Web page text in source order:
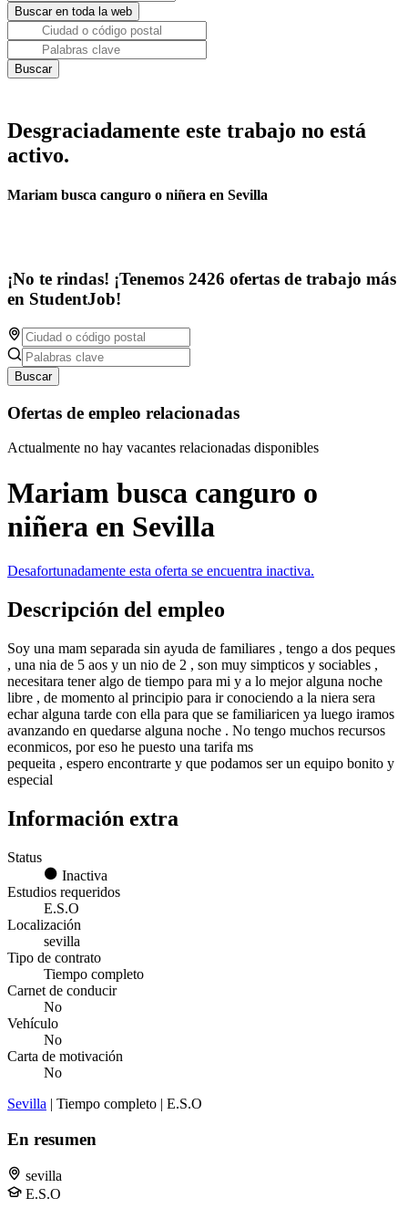
Desgraciadamente este trabajo no está
activo.
Mariam busca canguro o niñera en Sevilla
¡No te rindas! ¡Tenemos 2426 ofertas de trabajo más
en StudentJob!
Buscar
Ofertas de empleo relacionadas
Actualmente no hay vacantes relacionadas disponibles
Mariam busca canguro o
niñera en Sevilla
Desafortunadamente esta oferta se encuentra inactiva.
Descripción del empleo
Soy una mam separada sin ayuda de familiares , tengo a dos peques
, una nia de 5 aos y un nio de 2 , son muy simpticos y sociables ,
necesitara tener algo de tiempo para mi y a lo mejor alguna noche
libre , de momento al principio para ir conociendo a la niera sera
echar alguna tarde con ella para que se familiaricen ya luego iramos
avanzando en quedarse alguna noche . No tengo muchos recursos
econmicos, por eso he puesto una tarifa ms
pequeita , espero encontrarte y que podamos ser un equipo bonito y
especial
Información extra
Status
Inactiva
Estudios requeridos
E.S.O
Localización
sevilla
Tipo de contrato
Tiempo completo
Carnet de conducir
No
Vehículo
No
Carta de motivación
No
Sevilla | Tiempo completo | E.S.O
En resumen
sevilla
E.S.O